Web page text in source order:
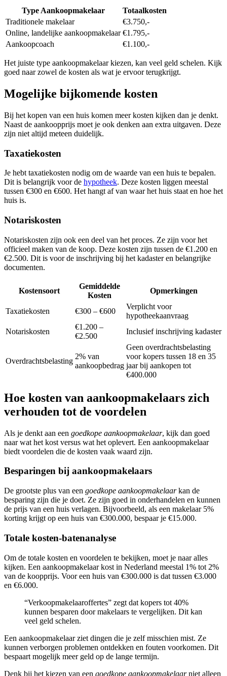
Type Aankoopmakelaar
Totaalkosten
Traditionele makelaar
€3.750,-
Online, landelijke aankoopmakelaar €1.795,-
Aankoopcoach
€1.100,-
Het juiste type aankoopmakelaar kiezen, kan veel geld schelen. Kijk
goed naar zowel de kosten als wat je ervoor terugkrijgt.
Mogelijke bijkomende kosten
Bij het kopen van een huis komen meer kosten kijken dan je denkt.
Naast de aankoopprijs moet je ook denken aan extra uitgaven. Deze
zijn niet altijd meteen duidelijk.
Taxatiekosten
Je hebt taxatiekosten nodig om de waarde van een huis te bepalen.
Dit is belangrijk voor de hypotheek. Deze kosten liggen meestal
tussen €300 en €600. Het hangt af van waar het huis staat en hoe het
huis is.
Notariskosten
Notariskosten zijn ook een deel van het proces. Ze zijn voor het
officieel maken van de koop. Deze kosten zijn tussen de €1.200 en
€2.500. Dit is voor de inschrijving bij het kadaster en belangrijke
documenten.
Kostensoort
Gemiddelde
Kosten
Opmerkingen
Taxatiekosten €300 – €600
Verplicht voor
hypotheekaanvraag
Notariskosten
€1.200 –
€2.500
Inclusief inschrijving kadaster
Overdrachtsbelasting
2% van
aankoopbedrag
Geen overdrachtsbelasting
voor kopers tussen 18 en 35
jaar bij aankopen tot
€400.000
Hoe kosten van aankoopmakelaars zich
verhouden tot de voordelen
Als je denkt aan een goedkope aankoopmakelaar, kijk dan goed
naar wat het kost versus wat het oplevert. Een aankoopmakelaar
biedt voordelen die de kosten vaak waard zijn.
Besparingen bij aankoopmakelaars
De grootste plus van een goedkope aankoopmakelaarkan de
besparing zijn die je doet. Ze zijn goed in onderhandelen en kunnen
de prijs van een huis verlagen. Bijvoorbeeld, als een makelaar 5%
korting krijgt op een huis van €300.000, bespaar je €15.000.
Totale kosten-batenanalyse
Om de totale kosten en voordelen te bekijken, moet je naar alles
kijken. Een aankoopmakelaar kost in Nederland meestal 1% tot 2%
van de koopprijs. Voor een huis van €300.000 is dat tussen €3.000
en €6.000.
“Verkoopmakelaaroffertes” zegt dat kopers tot 40%
kunnen besparen door makelaars te vergelijken. Dit kan
veel geld schelen.
Een aankoopmakelaar ziet dingen die je zelf misschien mist. Ze
kunnen verborgen problemen ontdekken en fouten voorkomen. Dit
bespaart mogelijk meer geld op de lange termijn.
Denk bij het kiezen van een goedkope aankoopmakelaarniet alleen